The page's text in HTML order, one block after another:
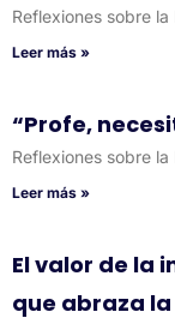
Reflexiones sobre
Leer más »
“Profe,
Reflexiones sobre
Leer más »
El valor de la
que abraza